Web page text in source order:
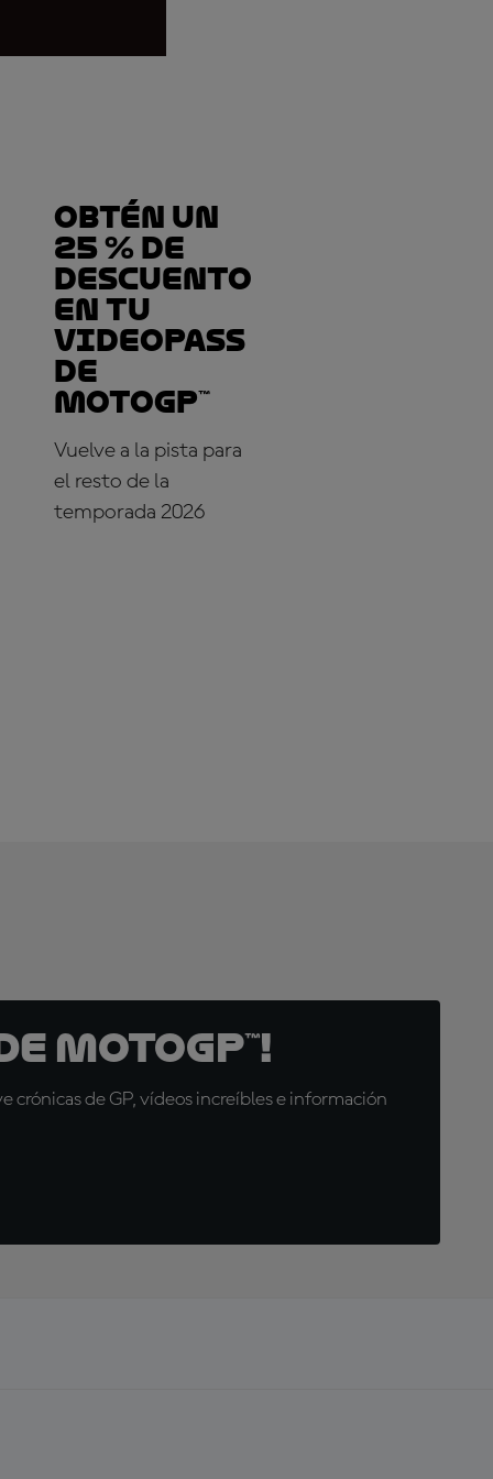
Obtén un
25 % de
descuento
en tu
VideoPass
de
MotoGP™
Vuelve a la pista para
el resto de la
temporada 2026
MotoGP™!
crónicas de GP, vídeos increíbles e información